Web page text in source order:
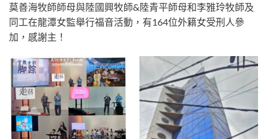
莫善海牧師師母與陸國興牧師&陸青平師母和李雅玲牧師及
同工在龍潭女監舉行福音活動，有164位外籍女受刑人參
加，感謝主！